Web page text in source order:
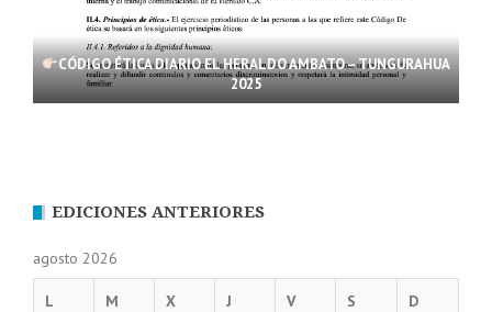
CÓDIGO ÉTICA DIARIO EL HERALDO AMBATO – TUNGURAHUA
2025
EDICIONES ANTERIORES
agosto 2026
L M X J V S D